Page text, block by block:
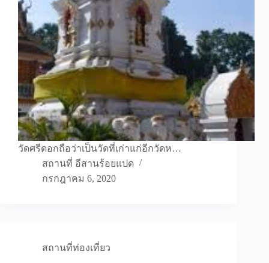
วัดศรีดอกถือว่าเป็นวัดที่เก่าแก่อีกวัดห…
สถานที่ อีสานร้อยแปด
กรกฎาคม 6, 2020
สถานที่ท่องเที่ยว